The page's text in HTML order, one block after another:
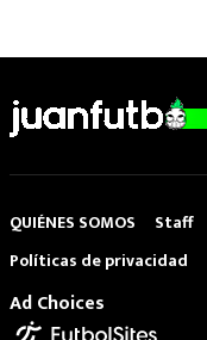
QUIÉNES SOMOS Staff
Políticas de privacidad
Ad Choices